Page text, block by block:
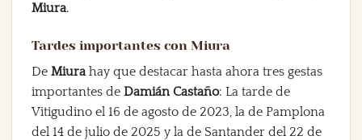
Miura.
Tardes importantes con Miura
De Miurahay que destacar hasta ahora tres gestas
importantes de Damián Castaño: La tarde de
Vitigudino el 16 de agosto de 2023, la de Pamplona
del 14 de julio de 2025 y la de Santander del 22 de